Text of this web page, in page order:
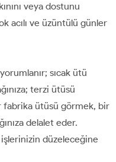
veya dostunu
acılı ve üzüntülü günler
sıcak ütü
terzi ütüsü
ütüsü görmek, bir
delalet eder.
düzeleceğine